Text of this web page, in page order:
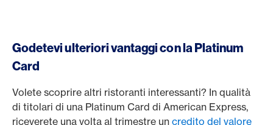
Godetevi ulteriori vantaggi con la Platinum
Card
Volete scoprire altri ristoranti interessanti? In qualità
di titolari di una Platinum Card di American Express,
riceverete una volta al trimestre un credito del valore